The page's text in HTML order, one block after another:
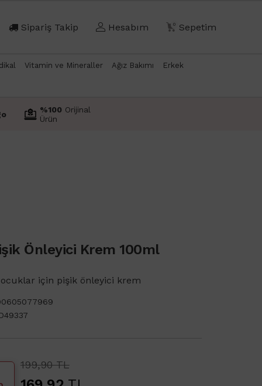
Sipariş Takip Hesabım 0 Sepetim
Vitamin ve Mineraller Ağız Bakımı Erkek
%100 Orijinal
Ürün
Önleyici Krem 100ml
için pişik önleyici krem
199,90 TL